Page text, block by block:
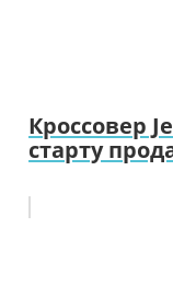
Кроссовер
старту